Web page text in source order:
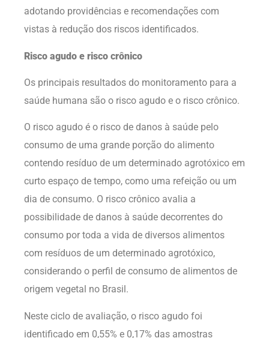
adotando providências e recomendações com
vistas à redução dos riscos identificados.
Risco agudo e risco crônico
Os principais resultados do monitoramento para a
saúde humana são o risco agudo e o risco crônico.
O risco agudo é o risco de danos à saúde pelo
consumo de uma grande porção do alimento
contendo resíduo de um determinado agrotóxico em
curto espaço de tempo, como uma refeição ou um
dia de consumo. O risco crônico avalia a
possibilidade de danos à saúde decorrentes do
consumo por toda a vida de diversos alimentos
com resíduos de um determinado agrotóxico,
considerando o perfil de consumo de alimentos de
origem vegetal no Brasil.
Neste ciclo de avaliação, o risco agudo foi
identificado em 0,55% e 0,17% das amostras